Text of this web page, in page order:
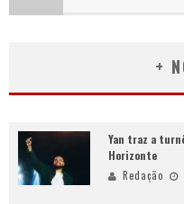
+
Yan traz a
Horizonte
Redação